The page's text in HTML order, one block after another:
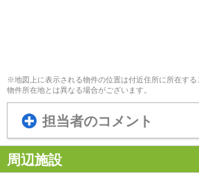
※地図上に表示される物件の位置は付近住所に所在す
物件所在地とは異なる場合がございます。
担当者のコメント
周辺施設